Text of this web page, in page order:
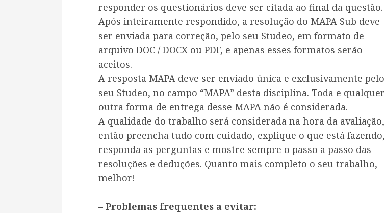
responder os questionários deve ser citada ao final da questão.
Após inteiramente respondido, a resolução do MAPA Sub deve
ser enviada para correção, pelo seu Studeo, em formato de
arquivo DOC / DOCX ou PDF, e apenas esses formatos serão
aceitos.
A resposta MAPA deve ser enviado única e exclusivamente pelo
seu Studeo, no campo “MAPA” desta disciplina. Toda e qualquer
outra forma de entrega desse MAPA não é considerada.
A qualidade do trabalho será considerada na hora da avaliação,
então preencha tudo com cuidado, explique o que está fazendo,
responda as perguntas e mostre sempre o passo a passo das
resoluções e deduções. Quanto mais completo o seu trabalho,
melhor!
– Problemas frequentes a evitar: